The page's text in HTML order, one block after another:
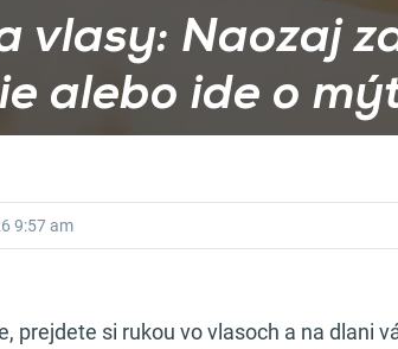
vlasy: Naozaj
alebo ide o
9:57 am
prejdete si rukou vo vlasoch a na dlani